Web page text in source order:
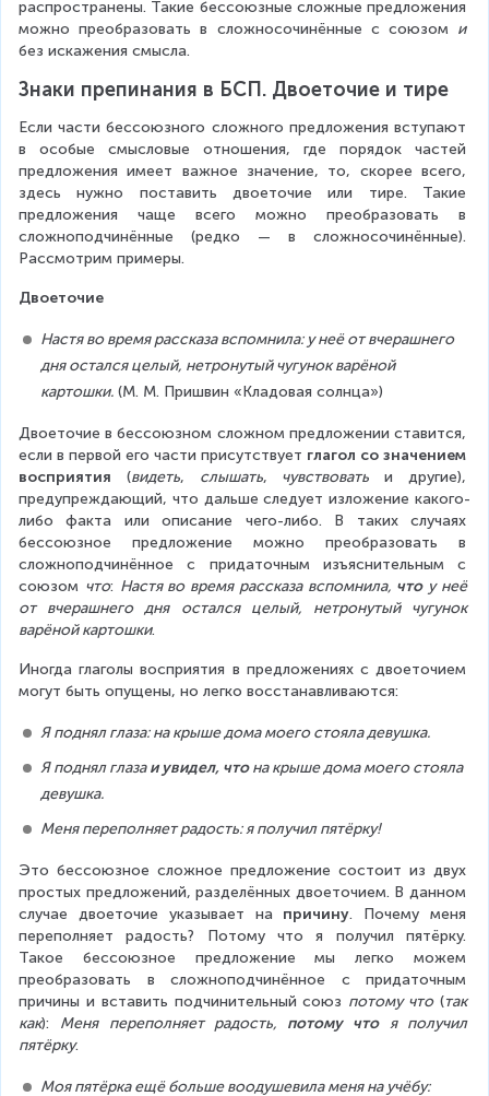
распространены. Такие бессоюзные сложные предложения
можно преобразовать в сложносочинённые с союзом и
без искажения смысла.
Знаки препинания в БСП. Двоеточие и тире
Если части бессоюзного сложного предложения вступают
в особые смысловые отношения, где порядок частей
предложения имеет важное значение, то, скорее всего,
здесь нужно поставить двоеточие или тире. Такие
предложения чаще всего можно преобразовать в
сложноподчинённые (редко — в сложносочинённые).
Рассмотрим примеры.
Двоеточие
Настя во время рассказа вспомнила: у неё от вчерашнего
дня остался целый, нетронутый чугунок варёной
картошки. (М. М. Пришвин «Кладовая солнца»)
Двоеточие в бессоюзном сложном предложении ставится,
если в первой его части присутствует глагол со значением
восприятия (видеть, слышать, чувствовать и другие),
предупреждающий, что дальше следует изложение какого-
либо факта или описание чего-либо. В таких случаях
бессоюзное предложение можно преобразовать в
сложноподчинённое с придаточным изъяснительным с
союзом что: Настя во время рассказа вспомнила, что у неё
от вчерашнего дня остался целый, нетронутый чугунок
варёной картошки.
Иногда глаголы восприятия в предложениях с двоеточием
могут быть опущены, но легко восстанавливаются:
Я поднял глаза: на крыше дома моего стояла девушка.
Я поднял глаза и увидел, что на крыше дома моего стояла
девушка.
Меня переполняет радость: я получил пятёрку!
Это бессоюзное сложное предложение состоит из двух
простых предложений, разделённых двоеточием. В данном
случае двоеточие указывает на причину. Почему меня
переполняет радость? Потому что я получил пятёрку.
Такое бессоюзное предложение мы легко можем
преобразовать в сложноподчинённое с придаточным
причины и вставить подчинительный союз потому что (так
как): Меня переполняет радость, потому что я получил
пятёрку.
Моя пятёрка ещё больше воодушевила меня на учёбу: